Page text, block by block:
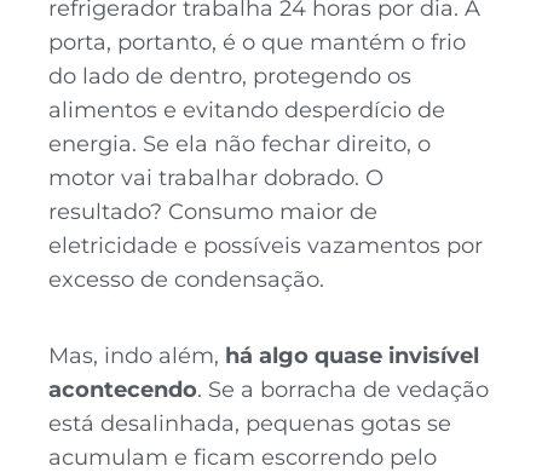
refrigerador trabalha 24 horas por dia. A
porta, portanto, é o que mantém o frio
do lado de dentro, protegendo os
alimentos e evitando desperdício de
energia. Se ela não fechar direito, o
motor vai trabalhar dobrado. O
resultado? Consumo maior de
eletricidade e possíveis vazamentos por
excesso de condensação.
Mas, indo além, há algo quase invisível
acontecendo. Se a borracha de vedação
está desalinhada, pequenas gotas se
acumulam e ficam escorrendo pelo